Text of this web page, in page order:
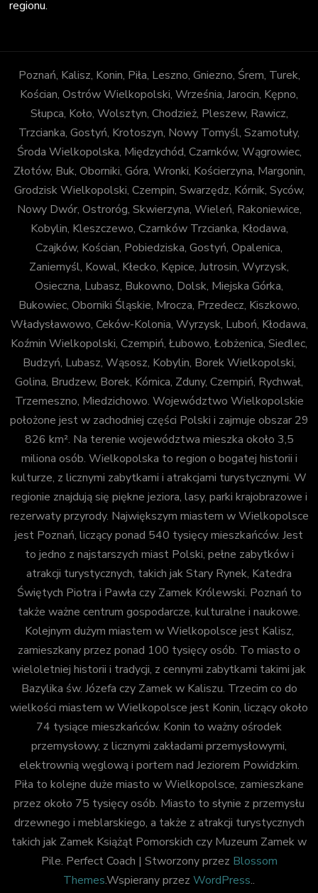
regionu.
Poznań, Kalisz, Konin, Piła, Leszno, Gniezno, Śrem, Turek,
Kościan, Ostrów Wielkopolski, Września, Jarocin, Kępno,
Słupca, Koło, Wolsztyn, Chodzież, Pleszew, Rawicz,
Trzcianka, Gostyń, Krotoszyn, Nowy Tomyśl, Szamotuły,
Środa Wielkopolska, Międzychód, Czarnków, Wągrowiec,
Złotów, Buk, Oborniki, Góra, Wronki, Kościerzyna, Margonin,
Grodzisk Wielkopolski, Czempin, Swarzędz, Kórnik, Syców,
Nowy Dwór, Ostroróg, Skwierzyna, Wieleń, Rakoniewice,
Kobylin, Kleszczewo, Czarnków Trzcianka, Kłodawa,
Czajków, Kościan, Pobiedziska, Gostyń, Opalenica,
Zaniemyśl, Kowal, Kłecko, Kępice, Jutrosin, Wyrzysk,
Osieczna, Lubasz, Bukowno, Dolsk, Miejska Górka,
Bukowiec, Oborniki Śląskie, Mrocza, Przedecz, Kiszkowo,
Władysławowo, Ceków-Kolonia, Wyrzysk, Luboń, Kłodawa,
Koźmin Wielkopolski, Czempiń, Łubowo, Łobżenica, Siedlec,
Budzyń, Lubasz, Wąsosz, Kobylin, Borek Wielkopolski,
Golina, Brudzew, Borek, Kórnica, Zduny, Czempiń, Rychwał,
Trzemeszno, Miedzichowo. Województwo Wielkopolskie
położone jest w zachodniej części Polski i zajmuje obszar 29
826 km². Na terenie województwa mieszka około 3,5
miliona osób. Wielkopolska to region o bogatej historii i
kulturze, z licznymi zabytkami i atrakcjami turystycznymi. W
regionie znajdują się piękne jeziora, lasy, parki krajobrazowe i
rezerwaty przyrody. Największym miastem w Wielkopolsce
jest Poznań, liczący ponad 540 tysięcy mieszkańców. Jest
to jedno z najstarszych miast Polski, pełne zabytków i
atrakcji turystycznych, takich jak Stary Rynek, Katedra
Świętych Piotra i Pawła czy Zamek Królewski. Poznań to
także ważne centrum gospodarcze, kulturalne i naukowe.
Kolejnym dużym miastem w Wielkopolsce jest Kalisz,
zamieszkany przez ponad 100 tysięcy osób. To miasto o
wieloletniej historii i tradycji, z cennymi zabytkami takimi jak
Bazylika św. Józefa czy Zamek w Kaliszu. Trzecim co do
wielkości miastem w Wielkopolsce jest Konin, liczący około
74 tysiące mieszkańców. Konin to ważny ośrodek
przemysłowy, z licznymi zakładami przemysłowymi,
elektrownią węglową i portem nad Jeziorem Powidzkim.
Piła to kolejne duże miasto w Wielkopolsce, zamieszkane
przez około 75 tysięcy osób. Miasto to słynie z przemysłu
drzewnego i meblarskiego, a także z atrakcji turystycznych
takich jak Zamek Książąt Pomorskich czy Muzeum Zamek w
Pile. Perfect Coach | Stworzony przez Blossom
Themes.Wspierany przez WordPress..